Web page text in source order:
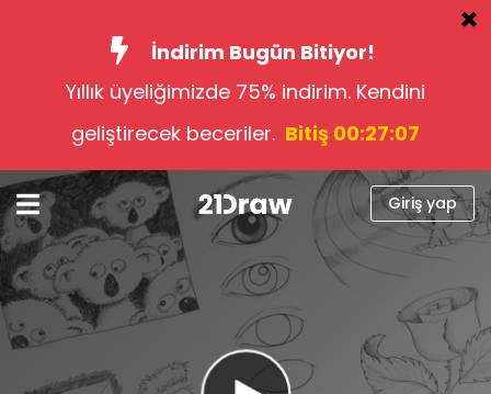
İndirim Bugün Bitiyor!
Yıllık üyeliğimizde 75% indirim. Kendini
geliştirecek beceriler. Bitiş 00:27:06
Kurslar
Kitap
Sanatçılar
Yardım
Blog
Hakkımızda
Giriş yap
Giriş yap